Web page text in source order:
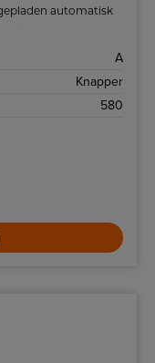
automatisk
A
Knapper
580